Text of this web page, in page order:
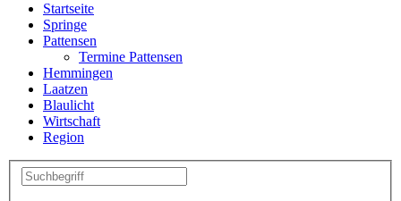
Startseite
Springe
Pattensen
Termine Pattensen
Hemmingen
Laatzen
Blaulicht
Wirtschaft
Region